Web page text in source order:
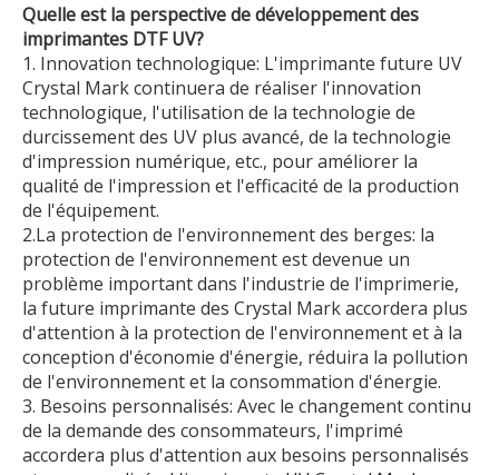
Quelle est la perspective de développement des
imprimantes DTF UV?
1. Innovation technologique: L'imprimante future UV
Crystal Mark continuera de réaliser l'innovation
technologique, l'utilisation de la technologie de
durcissement des UV plus avancé, de la technologie
d'impression numérique, etc., pour améliorer la
qualité de l'impression et l'efficacité de la production
de l'équipement.
2.La protection de l'environnement des berges: la
protection de l'environnement est devenue un
problème important dans l'industrie de l'imprimerie,
la future imprimante des Crystal Mark accordera plus
d'attention à la protection de l'environnement et à la
conception d'économie d'énergie, réduira la pollution
de l'environnement et la consommation d'énergie.
3. Besoins personnalisés: Avec le changement continu
de la demande des consommateurs, l'imprimé
accordera plus d'attention aux besoins personnalisés